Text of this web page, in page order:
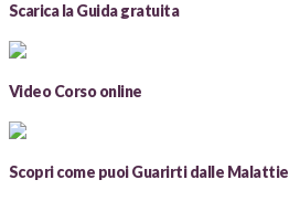
Scarica la Guida gratuita
Video Corso online
Scopri come puoi Guarirti dalle Malattie